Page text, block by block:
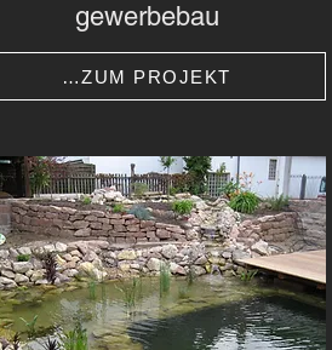
gewerbebau
…ZUM PROJEKT